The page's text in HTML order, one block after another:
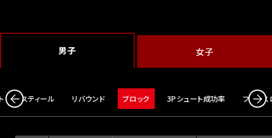
男子 女子
スティール リバウンド ブロック 3Pシュート成功率 フリー